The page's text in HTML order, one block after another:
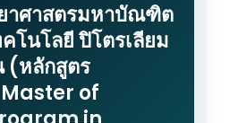
าศาสตรมหาบัณฑิต
โนโลยี ปิโตรเลียม
(หลักสูตร
of